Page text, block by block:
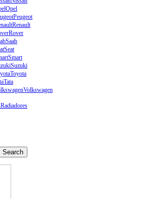
Opel
Peugeot
Renault
Rover
Saab
Seat
Smart
Suzuki
Toyota
Tata
Volkswagen
Radiadores